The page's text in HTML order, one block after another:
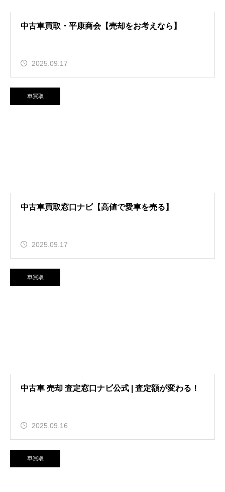
中古車買取・平康商会【売却をお考えなら】
2025.09.17
車買取
中古車買取窓口ナビ【高値で愛車を売る】
2025.09.17
車買取
中古車 売却 査定窓口ナビ公式 | 査定額が変わる！
2025.09.16
車買取